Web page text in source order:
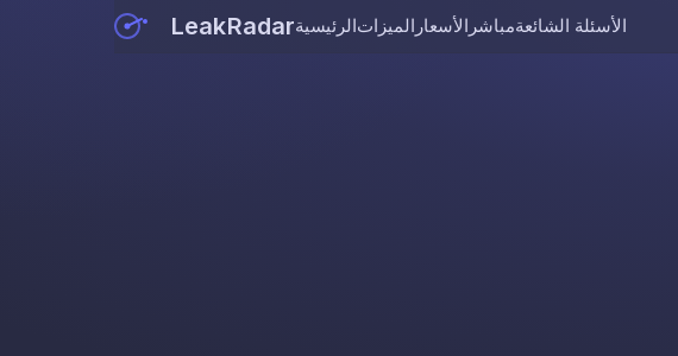
LeakRadarالرئيسيةالميزات الأسعار مباشرالأسئلة الشائعة